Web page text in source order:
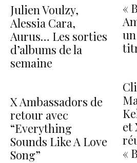
Julien Voulzy,
Alessia Cara,
Aurus… Les sorties
d’albums de la
semaine
X Ambassadors de
retour avec
“Everything
Sounds Like A Love
Song”
«
et
«